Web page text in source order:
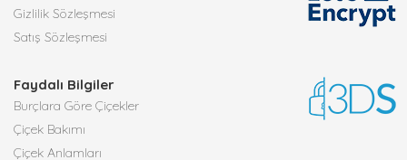
Gizlilik Sözleşmesi
Satış Sözleşmesi
Faydalı Bilgiler
Burçlara Göre Çiçekler
Çiçek Bakımı
Çiçek Anlamları